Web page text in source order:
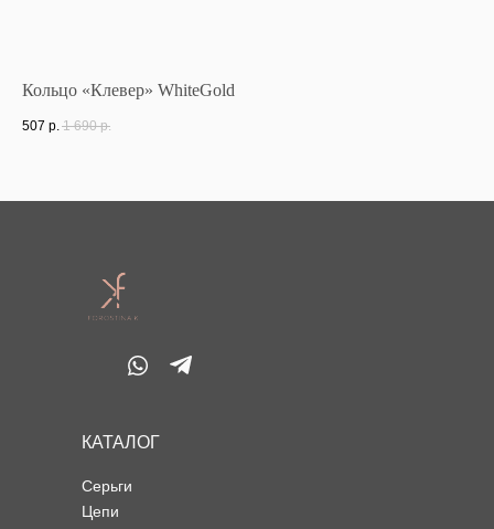
Кольцо «Клевер» WhiteGold
507 р. 1 690 р.
Серьги
Цепи
КАТАЛОГ